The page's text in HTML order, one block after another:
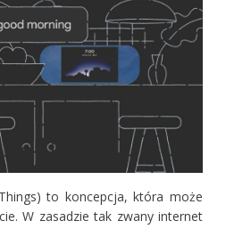
to koncepcja, która może
W zasadzie tak zwany internet